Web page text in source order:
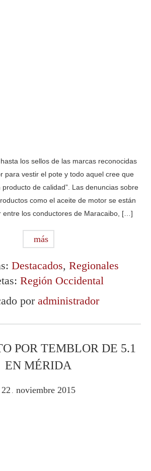
los sellos de las marcas reconocidas
para vestir el pote y todo aquel cree que
de calidad”. Las denuncias sobre
como el aceite de motor se están
entre los conductores de Maracaibo, […]
más
Destacados, Regionales
Región Occidental
por administrador
POR TEMBLOR DE 5.1
EN MÉRIDA
22 noviembre 2015